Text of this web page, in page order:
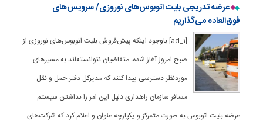
عرضه تدریجی بلیت اتوبوس‌های نوروزی/ سرویس‌های
فوق‌العاده می‌گذاریم
[ad_1] باوجود اینکه پیش‌فروش بلیت اتوبوس‌های نوروزی از
صبح امروز آغاز شده،‌ متقاضیان نتوانسته‌اند به مسیرهای
موردنظر دسترسی پیدا کنند که مدیرکل دفتر حمل و نقل
مسافر سازمان راهداری دلیل این امر را نداشتن سیستم
عرضه بلیت اتوبوس به صورت متمرکز و یکپارچه عنوان و اعلام کرد که شرکت‌های